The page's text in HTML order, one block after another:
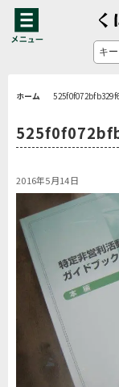
ホーム
2016年5月14日